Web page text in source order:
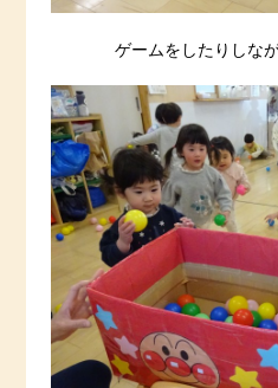
ゲームをしたりしな